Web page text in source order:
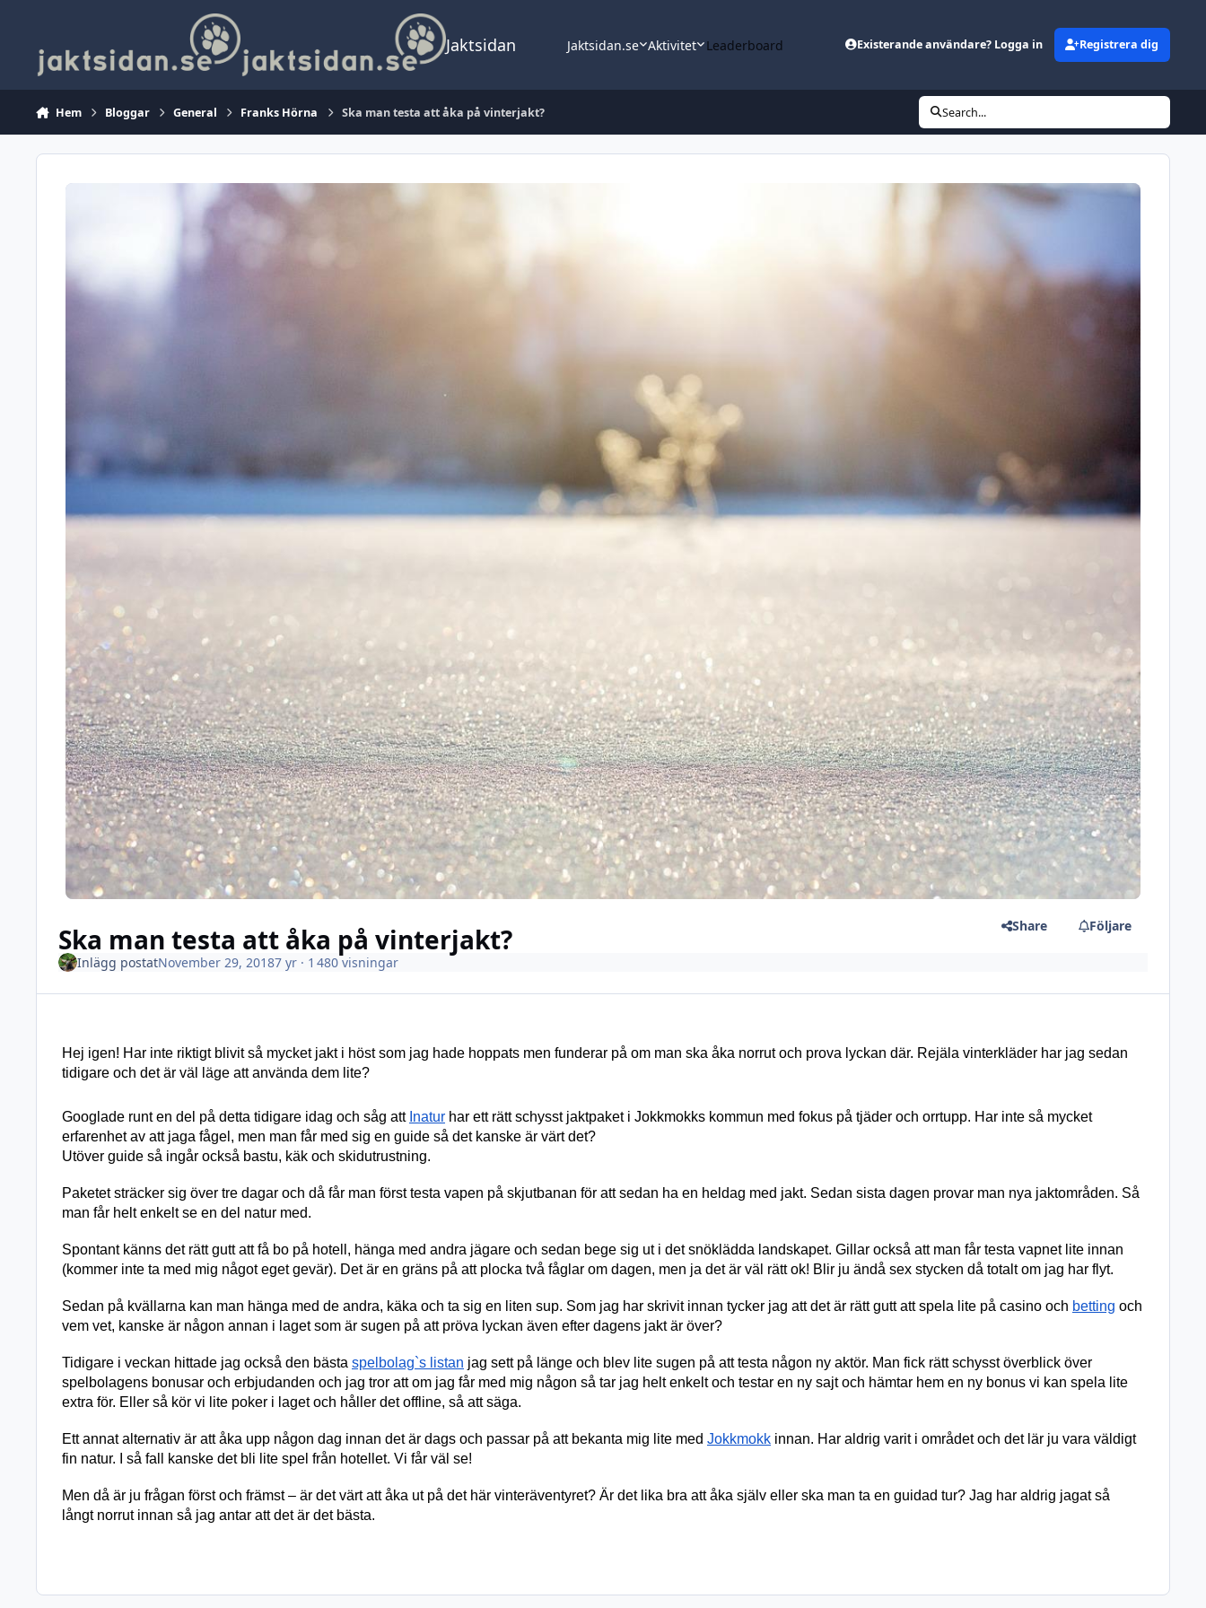
Jaktsidan Jaktsidan.se Aktivitet Leaderboard Existerande användare? Logga in Registrera dig
Hem Bloggar General Franks Hörna Ska man testa att åka på vinterjakt? Search...
Ska man testa att åka på vinterjakt? Share Följare
Inlägg postatNovember 29, 20187 yr· 1 480 visningar
Hej igen! Har inte riktigt blivit så mycket jakt i höst som jag hade hoppats men funderar på om man ska åka norrut och prova lyckan där. Rejäla vinterkläder har jag sedan
tidigare och det är väl läge att använda dem lite?
Googlade runt en del på detta tidigare idag och såg att Inatur har ett rätt schysst jaktpaket i Jokkmokks kommun med fokus på tjäder och orrtupp. Har inte så mycket
erfarenhet av att jaga fågel, men man får med sig en guide så det kanske är värt det?
Utöver guide så ingår också bastu, käk och skidutrustning.
Paketet sträcker sig över tre dagar och då får man först testa vapen på skjutbanan för att sedan ha en heldag med jakt. Sedan sista dagen provar man nya jaktområden. Så
man får helt enkelt se en del natur med.
Spontant känns det rätt gutt att få bo på hotell, hänga med andra jägare och sedan bege sig ut i det snöklädda landskapet. Gillar också att man får testa vapnet lite innan
(kommer inte ta med mig något eget gevär). Det är en gräns på att plocka två fåglar om dagen, men ja det är väl rätt ok! Blir ju ändå sex stycken då totalt om jag har flyt.
Sedan på kvällarna kan man hänga med de andra, käka och ta sig en liten sup. Som jag har skrivit innan tycker jag att det är rätt gutt att spela lite på casino och betting och
vem vet, kanske är någon annan i laget som är sugen på att pröva lyckan även efter dagens jakt är över?
Tidigare i veckan hittade jag också den bästa spelbolag`s listan jag sett på länge och blev lite sugen på att testa någon ny aktör. Man fick rätt schysst överblick över
spelbolagens bonusar och erbjudanden och jag tror att om jag får med mig någon så tar jag helt enkelt och testar en ny sajt och hämtar hem en ny bonus vi kan spela lite
extra för. Eller så kör vi lite poker i laget och håller det offline, så att säga.
Ett annat alternativ är att åka upp någon dag innan det är dags och passar på att bekanta mig lite med Jokkmokk innan. Har aldrig varit i området och det lär ju vara väldigt
fin natur. I så fall kanske det bli lite spel från hotellet. Vi får väl se!
Men då är ju frågan först och främst – är det värt att åka ut på det här vinteräventyret? Är det lika bra att åka själv eller ska man ta en guidad tur? Jag har aldrig jagat så
långt norrut innan så jag antar att det är det bästa.